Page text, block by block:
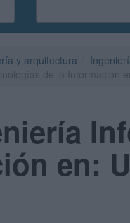
y arquitectura
en: